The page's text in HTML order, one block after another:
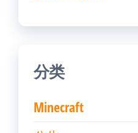
分类
Minecraft